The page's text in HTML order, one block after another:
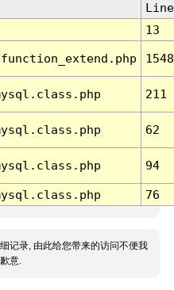
Line
13
1548
211
62
94
76
记录, 由此给您带来的访问不便我
意.